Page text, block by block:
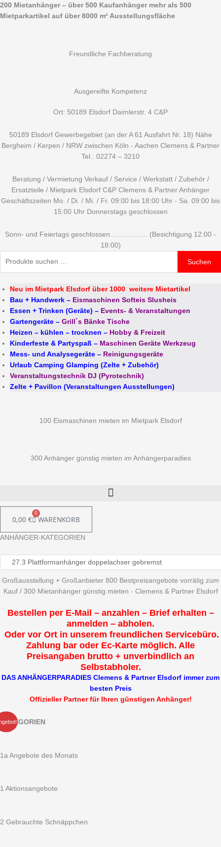
Zum
Inhalt
200 Mietanhänger – über 500 Kaufanhänger mehr als 500
Mietparkartikel auf über 8000 m² Ausstellungsfläche
Freundliche Fachberatung
Ausgereifte Kompetenz
Ort: 50189 Elsdorf Daimlerstr. 4 C&P
50189 Elsdorf Gewerbegebiet (an der A 61 Ausfahrt Nr. 18) Nähe
Bergheim / Kerpen / NRW zwischen Köln - Aachen Clemens & Partner
Tel.: 02274 – 3210
Beratung / Vermietung Verkauf / Service / Werkstatt / Zubehör /
Ersatzteile / Mietpark Elsdorf C&P Clemens & Partner Anhänger
Geschäftszeiten Mo. / Di. / Mi. / Fr. 09:00 bis 18:00 Uhr - Sa. 09:00 bis
15:00 Uhr Donnerstags geschlossen
Sonn- und Feiertags geschlossen................... (Besichtigung 12:00 -
18:00)
Suchen
nach:
Suchen
Neu im Mietpark Elsdorf über 1000 weitere Mietartikel
Bau + Handwerk – Eismaschinen Softeis Slusheis
Essen + Trinken (Geräte) – Events- & Veranstaltungen
Gartengeräte – Grill´s Bänke Tische
Heizen – kühlen – trocknen – Hobby & Freizeit
Kinderfeste & Partyspaß – Maschinen Geräte Werkzeug
Mess- und Analysegeräte – Reinigungsgeräte
Urlaub Camping Glamping (Zelte + Zubehör)
Veranstaltungstechnik DJ (Pyrotechnik)
Zelte + Pavillon (Veranstaltungen Ausstellungen)
100 Eismaschinen mieten im Mietpark Elsdorf
300 Anhänger günstig mieten im Anhängerparadies
0,00 €
0
WARENKORB
ANHÄNGER-KATEGORIEN
Großausstellung + Großanbieter 800 Bestpreisangebote vorrätig zum
Kauf / 300 Mietanhänger günstig mieten - Clemens & Partner Elsdorf
Bestellen per E-Mail – anzahlen – Brief erhalten –
anmelden – abholen.
Oder vor Ort in unserem freundlichen Servicebüro.
Zahlung bar oder Ec-Karte möglich. Alle
Preisangaben brutto + unverbindlich an
Selbstabholer.
DAS ANHÄNGERPARADIES Clemens & Partner Elsdorf immer zum
besten Preis
Offizieller Partner für Ihren günstigen Anhänger!
KATEGORIEN
1a Angebote des Monats
1 Aktionsangebote
2 Gebrauchte Schnäppchen
5.076,75 €
STEMA
4er
STP
40-
kg